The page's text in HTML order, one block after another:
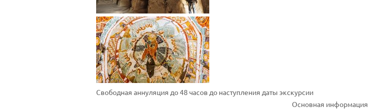
Свободная аннуляция до 48 часов до наступления даты экскурсии
Основная информация